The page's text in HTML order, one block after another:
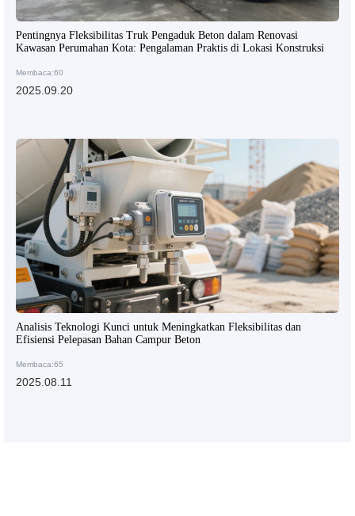
Pentingnya Fleksibilitas Truk Pengaduk Beton dalam Renovasi
Kawasan Perumahan Kota: Pengalaman Praktis di Lokasi Konstruksi
Membaca:60
2025.09.20
Analisis Teknologi Kunci untuk Meningkatkan Fleksibilitas dan
Efisiensi Pelepasan Bahan Campur Beton
Membaca:65
2025.08.11